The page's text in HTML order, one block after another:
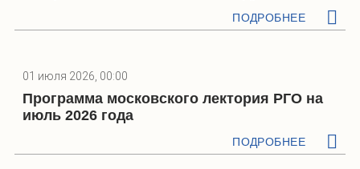
ПОДРОБНЕЕ
01 июля 2026, 00:00
Программа московского лектория РГО на
июль 2026 года
ПОДРОБНЕЕ